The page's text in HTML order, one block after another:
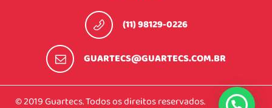
(11) 98129-0226
GUARTECS@GUARTECS.COM.BR
© 2019 Guartecs. Todos os direitos reservados.